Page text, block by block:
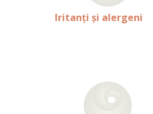
Iritanţi şi alergeni